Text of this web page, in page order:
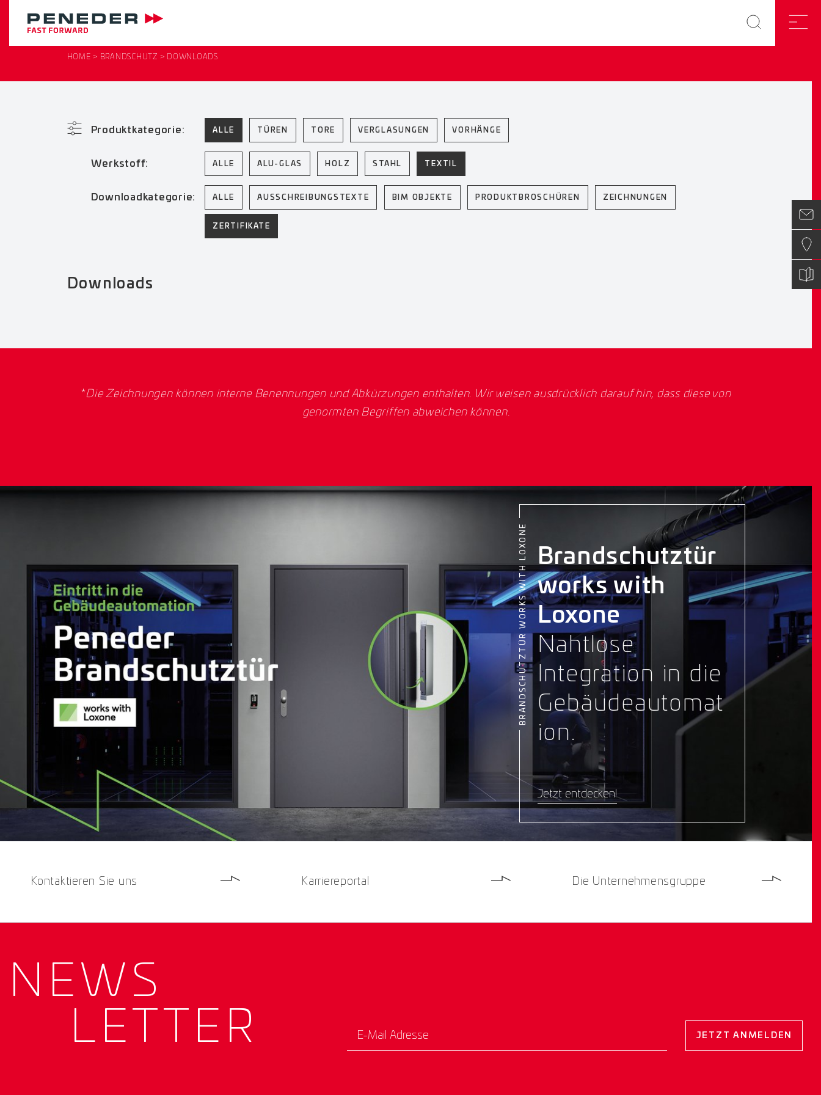
HOME BRANDSCHUTZ DOWNLOADS
Produktkategorie: ALLE TÜREN TORE VERGLASUNGEN VORHÄNGE
Werkstoff: ALLE ALU-GLAS HOLZ STAHL TEXTIL
Downloadkategorie: ALLE AUSSCHREIBUNGSTEXTE BIM OBJEKTE PRODUKTBROSCHÜREN ZEICHNUNGEN
ZERTIFIKATE
Downloads
*Die Zeichnungen können interne Benennungen und Abkürzungen enthalten. Wir weisen ausdrücklich darauf hin, dass diese von
genormten Begriffen abweichen können.
BRANDSCHUTZTÜR WORKS WITH LOXONE Brandschutztür
works with
Loxone
Nahtlose
Integration in die
Gebäudeautomat
ion.
Jetzt entdecken!
Kontaktieren Sie uns Karriereportal Die Unternehmensgruppe
NEWS­
LETTER
E-Mail Adresse
JETZT ANMELDEN